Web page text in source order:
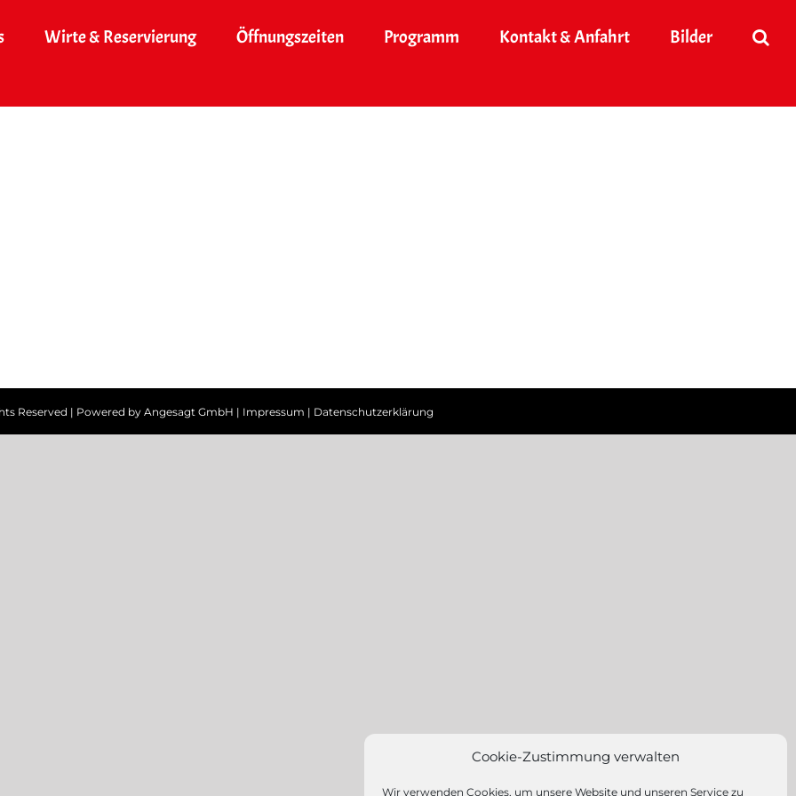
Cookie-Zustimmung verwalten
Wir verwenden Cookies, um unsere Website und unseren Service zu
Wirte & Reservierung Öffnungszeiten Programm Kontakt & Anfahrt Bilder
Reserved | Powered by Angesagt GmbH | Impressum | Datenschutzerklärung